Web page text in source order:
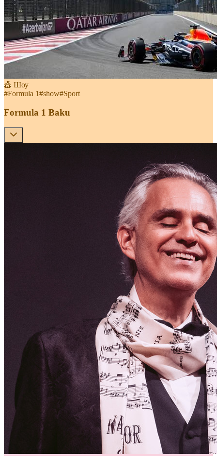
🎪 Шоу
#Formula 1#show#Sport
Formula 1 Baku